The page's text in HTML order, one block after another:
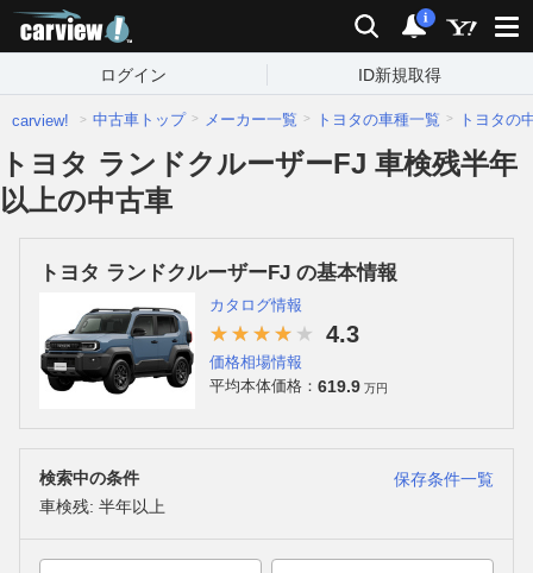
検索 通知
i
ログイン ID新規取得
carview! 中古車トップ メーカー一覧 トヨタの車種一覧 トヨタの
トヨタ ランドクルーザーFJ 車検残半年
以上の中古車
トヨタ ランドクルーザーFJ の基本情報
カタログ情報
4.3
価格相場情報
平均本体価格： 619.9 万円
検索中の条件
保存条件一覧
車検残: 半年以上